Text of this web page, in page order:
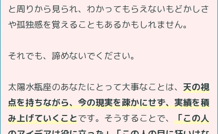
と周りから見られ、わかってもらえないもどかしさ
や孤独感を覚えることもあるかもしれません。
それでも、諦めないでください。
太陽水瓶座のあなたにとって大事なことは、 天の視
点を持ちながら、今の現実を疎かにせず、実績を積
み上げていくことです。そうすることで、 「この人